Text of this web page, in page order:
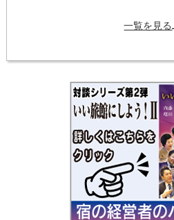
一覧を見る